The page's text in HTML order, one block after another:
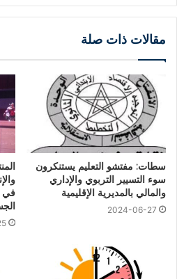
مقالات ذات صلة
سطات: مفتشو التعليم يستنكرون
سوء التسيير التربوي والإداري
والمالي بالمديرية الإقليمية
2024-06-27
في